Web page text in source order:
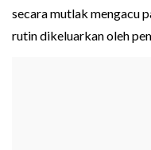
secara mutlak mengacu
rutin dikeluarkan oleh